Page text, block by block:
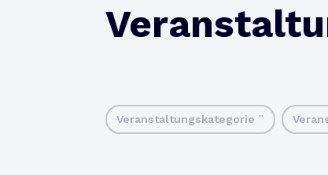
Veranstaltungskategorie